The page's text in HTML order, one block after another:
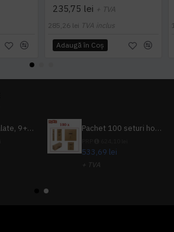
235,75 lei + TVA
285,26 lei TVA inclus
Adaugă în Coş
Pachet 10 halate, 9+1 gratuit Pachet 100 seturi hoteliere, set dentar, set barbierit, casca de dus, pila unghii, set cusut
533,69 lei
+ TVA